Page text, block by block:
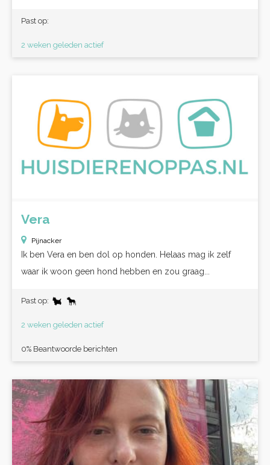
Past op:
2 weken geleden actief
Vera
Pijnacker
Ik ben Vera en ben dol op honden. Helaas mag ik zelf
waar ik woon geen hond hebben en zou graag...
Past op:
2 weken geleden actief
0% Beantwoorde berichten